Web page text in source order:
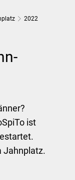
2022
ist
Jahnplatz.